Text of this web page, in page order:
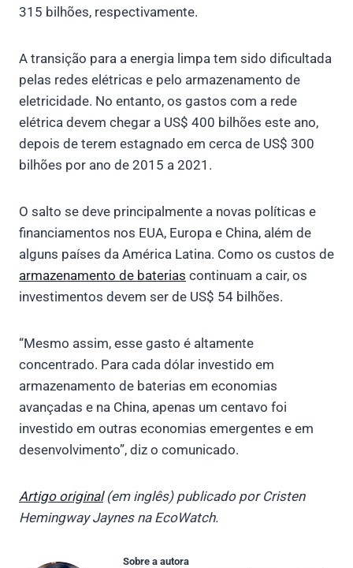
315 bilhões, respectivamente.
A transição para a energia limpa tem sido dificultada
pelas redes elétricas e pelo armazenamento de
eletricidade. No entanto, os gastos com a rede
elétrica devem chegar a US$ 400 bilhões este ano,
depois de terem estagnado em cerca de US$ 300
bilhões por ano de 2015 a 2021.
O salto se deve principalmente a novas políticas e
financiamentos nos EUA, Europa e China, além de
alguns países da América Latina. Como os custos de
armazenamento de baterias continuam a cair, os
investimentos devem ser de US$ 54 bilhões.
“Mesmo assim, esse gasto é altamente
concentrado. Para cada dólar investido em
armazenamento de baterias em economias
avançadas e na China, apenas um centavo foi
investido em outras economias emergentes e em
desenvolvimento”, diz o comunicado.
Artigo original(em inglês) publicado por Cristen
Hemingway Jaynes na EcoWatch.
Sobre a autora